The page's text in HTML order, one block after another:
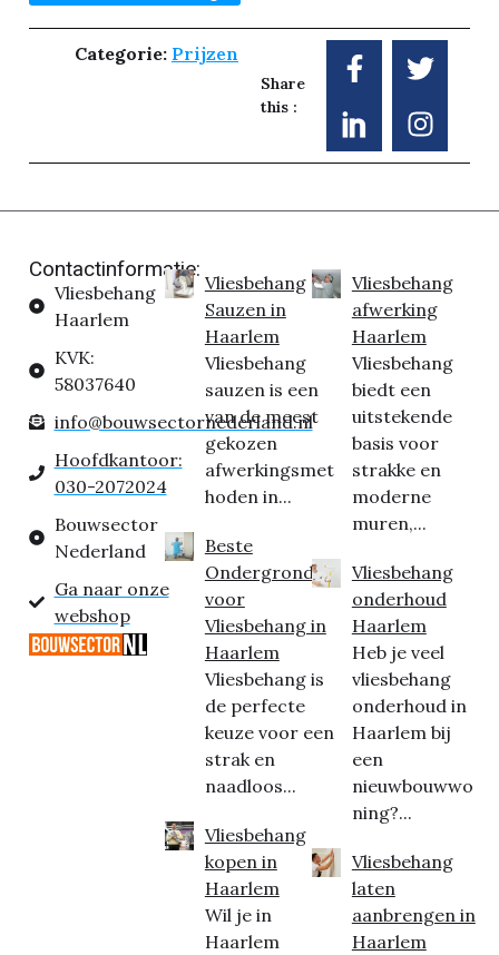
Categorie: Prijzen
Share
this :
Contactinformatie:
Vliesbehang
Haarlem
KVK:
58037640
info@bouwsectornederland.nl
Hoofdkantoor:
030-2072024
Bouwsector
Nederland
Ga naar onze
webshop
Vliesbehang
Sauzen in
Haarlem
Vliesbehang
sauzen is een
van de meest
gekozen
afwerkingsmet
hoden in...
Beste
Ondergrond
voor
Vliesbehang in
Haarlem
Vliesbehang is
de perfecte
keuze voor een
strak en
naadloos...
Vliesbehang
kopen in
Haarlem
Wil je in
Haarlem
Vliesbehang
afwerking
Haarlem
Vliesbehang
biedt een
uitstekende
basis voor
strakke en
moderne
muren,...
Vliesbehang
onderhoud
Haarlem
Heb je veel
vliesbehang
onderhoud in
Haarlem bij
een
nieuwbouwwo
ning?...
Vliesbehang
laten
aanbrengen in
Haarlem